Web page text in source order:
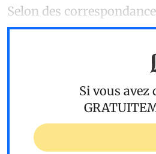
Selon des
Si vous avez